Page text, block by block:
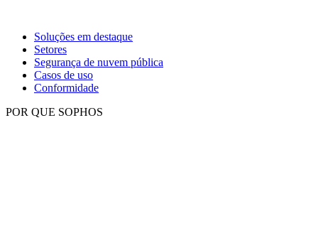
Soluções em destaque
Setores
Segurança de nuvem pública
Casos de uso
Conformidade
POR QUE SOPHOS